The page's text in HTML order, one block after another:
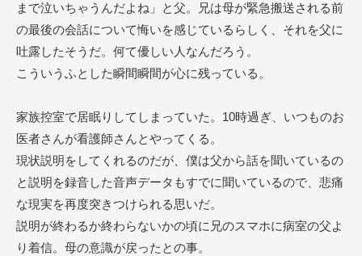
まで泣いちゃうんだよね」と父。兄は母が緊急搬送される前
の最後の会話について悔いを感じているらしく、それを父に
吐露したそうだ。何て優しい人なんだろう。
こういうふとした瞬間瞬間が心に残っている。
家族控室で居眠りしてしまっていた。10時過ぎ、いつものお
医者さんが看護師さんとやってくる。
現状説明をしてくれるのだが、僕は父から話を聞いているの
と説明を録音した音声データもすでに聞いているので、悲痛
な現実を再度突きつけられる思いだ。
説明が終わるか終わらないかの頃に兄のスマホに病室の父よ
り着信。母の意識が戻ったとの事。